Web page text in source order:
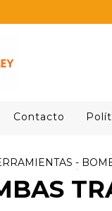
Contacto
-